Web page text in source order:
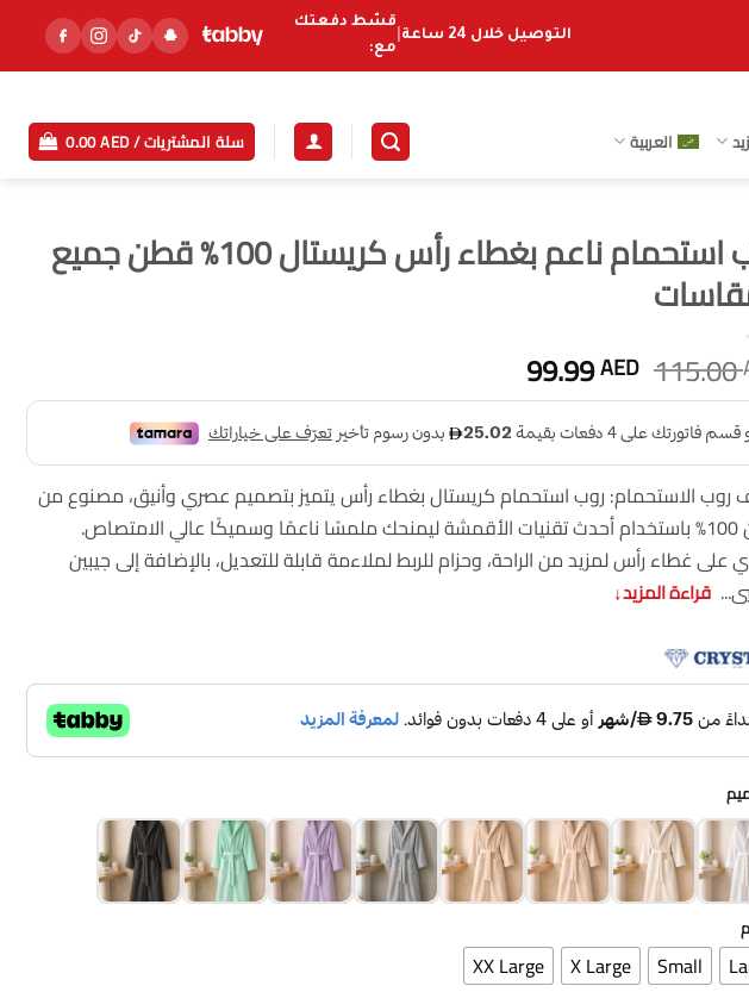
التوصيل خلال 24 ساعة
قسّط دفعتك
مع:
العربية سلة المشتريات / 0.00AED
روب استحمام ناعم بغطاء رأس كريستال 100% قطن جميع
115.00 السعر
الأصلي
هو:
115.00 AED.
99.99AED
الحالي
هو:
99.99 AED.
الاستحمام: روب استحمام كريستال بغطاء رأس يتميز بتصميم عصري وأنيق، مصنوع من
قطن 100% باستخدام أحدث تقنيات الأقمشة ليمنحك ملمسًا ناعمًا وسميكًا عالي الامتصاص.
على غطاء رأس لمزيد من الراحة، وحزام للربط لملاءمة قابلة للتعديل، بالإضافة إلى جيبين
قراءة المزيد↓
Small
X Large
XX Large